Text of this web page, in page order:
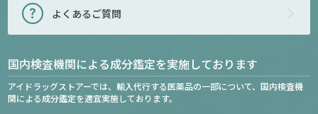
よくあるご質問
国内検査機関による成分鑑定を実施しております
アイドラッグストアーでは、輸入代行する医薬品の一部について、国内検査機
関による成分鑑定を適宜実施しております。